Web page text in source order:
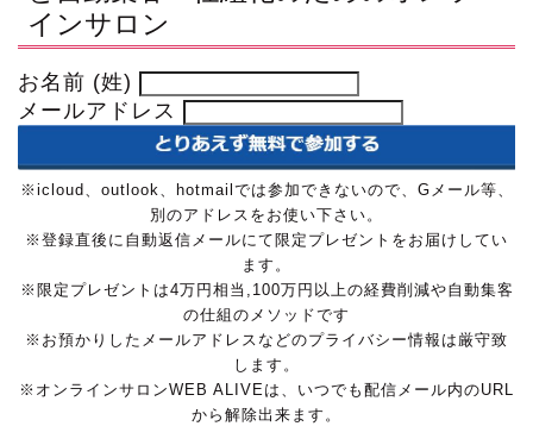
インサロン
お名前 (姓)
メールアドレス
※icloud、outlook、hotmailでは参加できないので、Gメール等、
別のアドレスをお使い下さい。
※登録直後に自動返信メールにて限定プレゼントをお届けしてい
ます。
※限定プレゼントは4万円相当,100万円以上の経費削減や自動集客
の仕組のメソッドです
※お預かりしたメールアドレスなどのプライバシー情報は厳守致
します。
※オンラインサロンWEB ALIVEは、いつでも配信メール内のURL
から解除出来ます。